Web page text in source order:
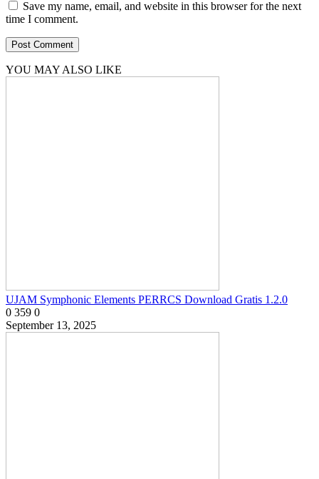
Save my name, email, and website in this browser for the next
time I comment.
YOU MAY ALSO LIKE
UJAM Symphonic Elements PERRCS Download Gratis 1.2.0
0 359 0
September 13, 2025